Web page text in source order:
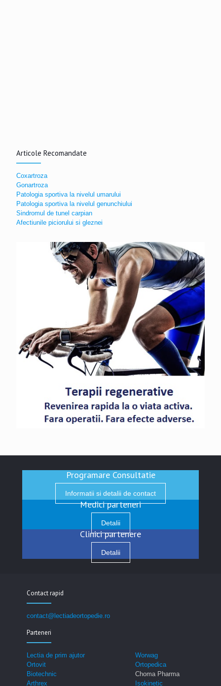
Articole Recomandate
Coxartroza
Gonartroza
Patologia sportiva la nivelul umarului
Patologia sportiva la nivelul genunchiului
Sindromul de tunel carpian
Afectiunile piciorului si gleznei
Programare Consultatie
Informatii si detalii de contact
Medici parteneri
Detalii
Clinici partenere
Detalii
Contact rapid
contact@lectiadeortopedie.ro
Parteneri
Lectia de prim ajutor
Worwag
Ortovit
Ortopedica
Biotechnic
Choma Pharma
Arthrex
Isokinetic